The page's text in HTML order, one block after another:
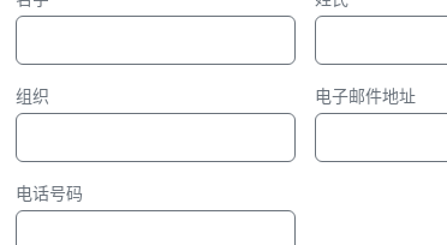
组织 电子邮件地址
电话号码